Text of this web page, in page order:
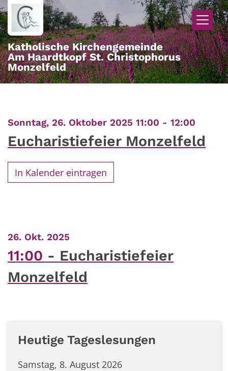
Zum Inhalt springen
Katholische Kirchengemeinde
Am Haardtkopf St. Christophorus
Monzelfeld
Sonntag, 26. Oktober 2025 11:00 - 12:00
Eucharistiefeier Monzelfeld
In Kalender eintragen
26. Okt. 2025
11:00
Eucharistiefeier
Monzelfeld
Heutige Tageslesungen
Samstag, 8. August 2026